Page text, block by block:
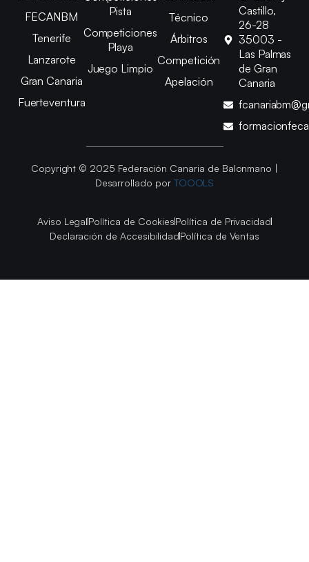
FECANBM
Tenerife
Lanzarote
Gran Canaria
Fuerteventura
Pista
Competiciones
Playa
Juego Limpio
Técnico
Árbitros
Competición
Apelación
Castillo,
26-28
35003 -
Las Palmas
de Gran
Canaria
Copyright © 2025 Federación Canaria de Balonmano |
Desarrollado por TOOOLS
Aviso LegalPolítica de CookiesPolítica de Privacidad
Declaración de AccesibilidadPolítica de Ventas